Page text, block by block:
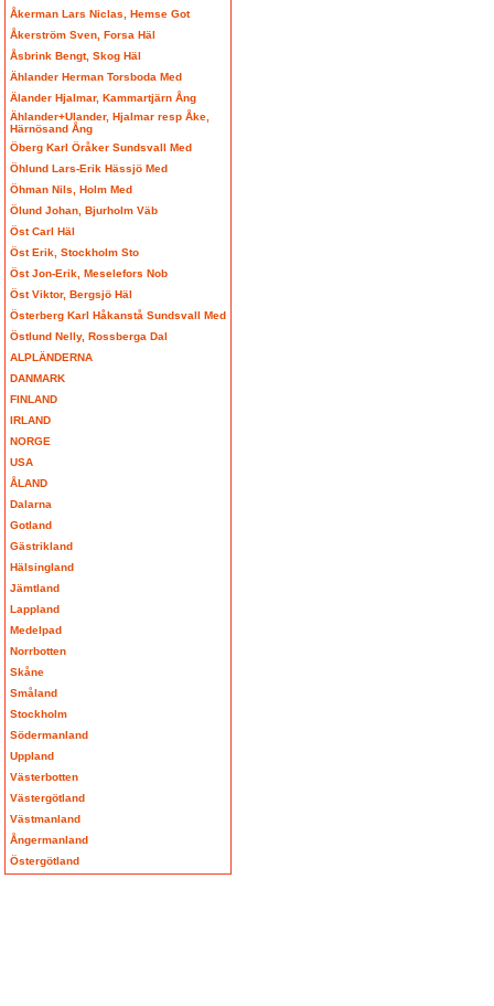
Åkerman Lars Niclas, Hemse Got
Åkerström Sven, Forsa Häl
Åsbrink Bengt, Skog Häl
Ählander Herman Torsboda Med
Älander Hjalmar, Kammartjärn Ång
Ählander+Ulander, Hjalmar resp Åke,
Härnösand Ång
Öberg Karl Öråker Sundsvall Med
Öhlund Lars-Erik Hässjö Med
Öhman Nils, Holm Med
Ölund Johan, Bjurholm Väb
Öst Carl Häl
Öst Erik, Stockholm Sto
Öst Jon-Erik, Meselefors Nob
Öst Viktor, Bergsjö Häl
Österberg Karl Håkanstå Sundsvall Med
Östlund Nelly, Rossberga Dal
ALPLÄNDERNA
DANMARK
FINLAND
IRLAND
NORGE
USA
ÅLAND
Dalarna
Gotland
Gästrikland
Hälsingland
Jämtland
Lappland
Medelpad
Norrbotten
Skåne
Småland
Stockholm
Södermanland
Uppland
Västerbotten
Västergötland
Västmanland
Ångermanland
Östergötland